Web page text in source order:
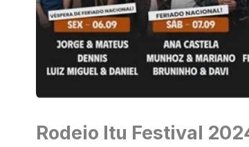
Rodeio Itu Festival